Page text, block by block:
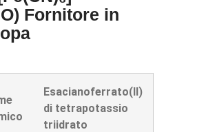
Fornitore in
Esacianoferrato(II)
di tetrapotassio
triidrato